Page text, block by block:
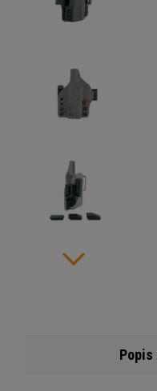
Popis